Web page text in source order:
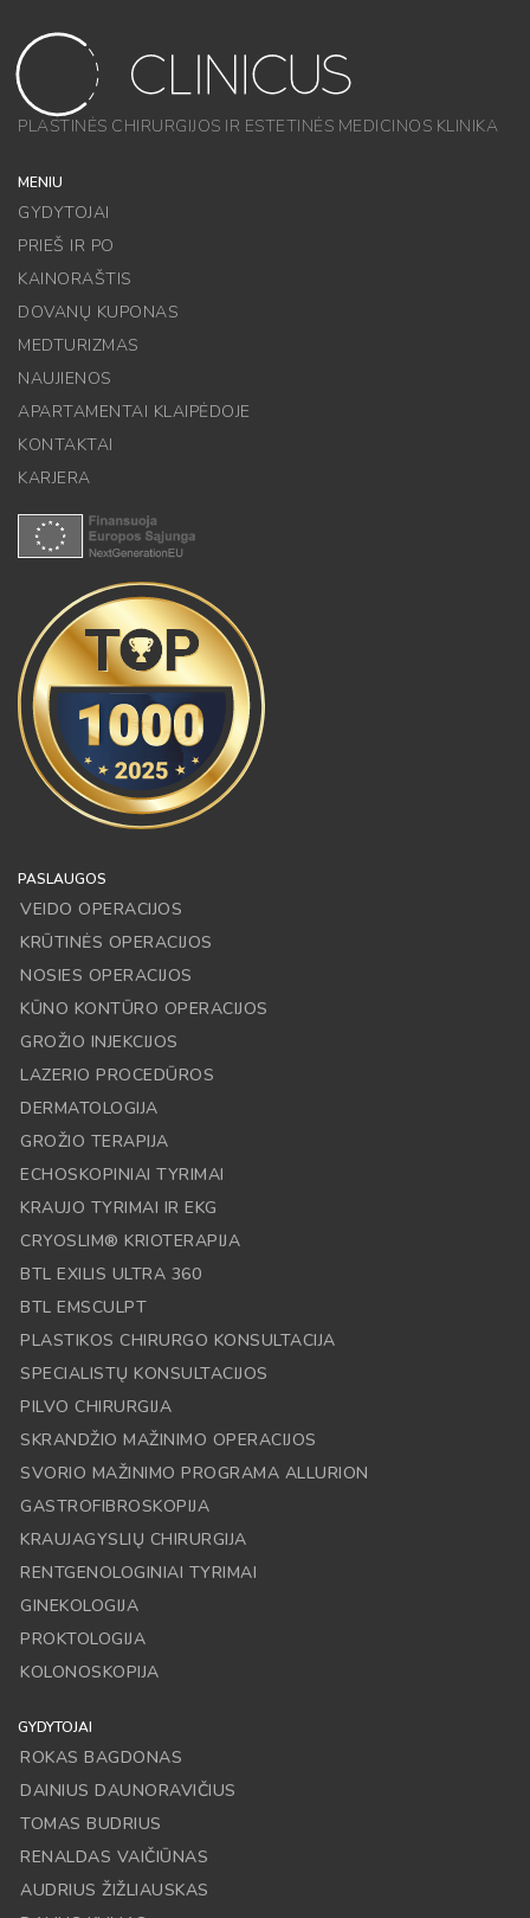
PLASTINĖS CHIRURGIJOS IR ESTETINĖS MEDICINOS KLINIKA
MENIU
GYDYTOJAI
PRIEŠ IR PO
KAINORAŠTIS
DOVANŲ KUPONAS
MEDTURIZMAS
NAUJIENOS
APARTAMENTAI KLAIPĖDOJE
KONTAKTAI
KARJERA
PASLAUGOS
VEIDO OPERACIJOS
KRŪTINĖS OPERACIJOS
NOSIES OPERACIJOS
KŪNO KONTŪRO OPERACIJOS
GROŽIO INJEKCIJOS
LAZERIO PROCEDŪROS
DERMATOLOGIJA
GROŽIO TERAPIJA
ECHOSKOPINIAI TYRIMAI
KRAUJO TYRIMAI IR EKG
CRYOSLIM® KRIOTERAPIJA
BTL EXILIS ULTRA 360
BTL EMSCULPT
PLASTIKOS CHIRURGO KONSULTACIJA
SPECIALISTŲ KONSULTACIJOS
PILVO CHIRURGIJA
SKRANDŽIO MAŽINIMO OPERACIJOS
SVORIO MAŽINIMO PROGRAMA ALLURION
GASTROFIBROSKOPIJA
KRAUJAGYSLIŲ CHIRURGIJA
RENTGENOLOGINIAI TYRIMAI
GINEKOLOGIJA
PROKTOLOGIJA
KOLONOSKOPIJA
GYDYTOJAI
ROKAS BAGDONAS
DAINIUS DAUNORAVIČIUS
TOMAS BUDRIUS
RENALDAS VAIČIŪNAS
AUDRIUS ŽIŽLIAUSKAS